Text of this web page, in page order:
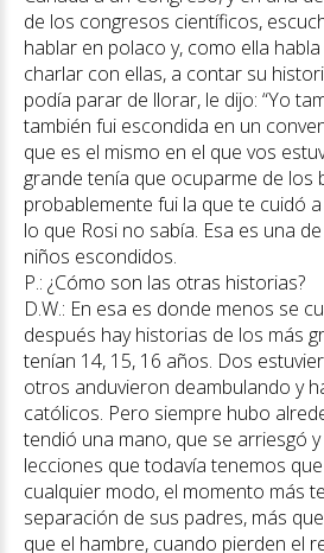
de los congresos científicos,
hablar en polaco y, como ella
charlar con ellas, a contar su
podía parar de llorar, le dijo: “Yo
también fui escondida en un
que es el mismo en el que vos
grande tenía que ocuparme de los
probablemente fui la que te cuidó
lo que Rosi no sabía. Esa es una
niños escondidos.
P.: ¿Cómo son las otras historias?
D.W.: En esa es donde menos se
después hay historias de los más
tenían 14, 15, 16 años. Dos
otros anduvieron deambulando y
católicos. Pero siempre hubo
tendió una mano, que se arriesgó
lecciones que todavía tenemos
cualquier modo, el momento más
separación de sus padres, más
que el hambre, cuando pierden el